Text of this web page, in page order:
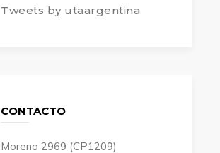
Tweets by utaargentina
CONTACTO
Moreno 2969 (CP1209)